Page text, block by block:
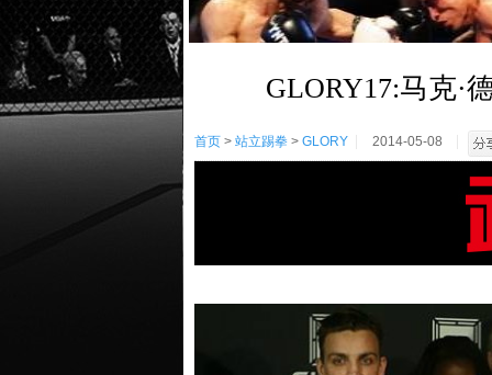
GLORY17:马克·
首页 > 站立踢拳 > GLORY 2014-05-08